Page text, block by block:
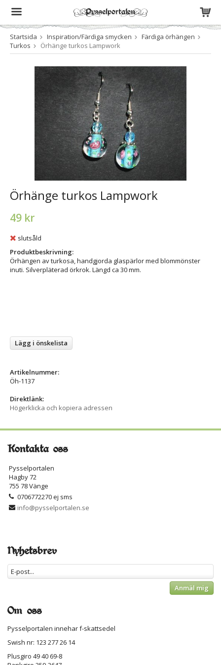
Produkten har blivit tillagd i varukorgen
Startsida Inspiration/Färdiga smycken
Färdiga örhängen
Turkos
Örhänge turkos Lampwork
Örhänge turkos Lampwork
49 kr
slutsåld
Produktbeskrivning:
Örhängen av turkosa, handgjorda glaspärlor med blommönster
inuti. Silverpläterad örkrok. Längd ca 30 mm.
Lägg i önskelista
Artikelnummer:
Öh-1137
Direktlänk:
Högerklicka och kopiera adressen
Kontakta oss
Pysselportalen
Hagby 72
755 78 Vänge
0706772270 ej sms
info@pysselportalen.se
Nyhetsbrev
Anmäl mig
Om oss
Pysselportalen innehar f-skattsedel
Swish nr: 123 277 26 14
Plusgiro 49 40 69-8